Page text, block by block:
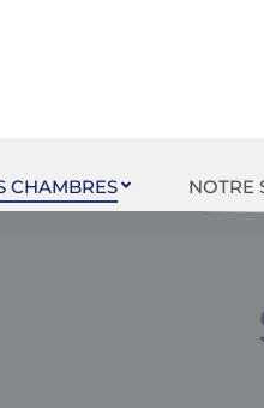
CHAMBRES NOTRE